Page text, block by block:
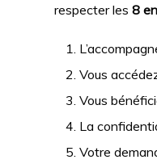
respecter les 8
Vous
Vous
La
Votre